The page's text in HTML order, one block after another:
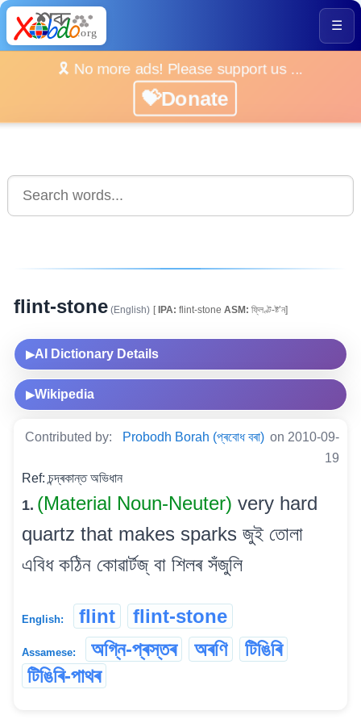
☰
🎗️ No more ads! Please support us ...
💝Donate
flint-stone (English) [IPA: flint-stone ASM: ফ্লিণ্ট-ষ্ট’ন]
▶AI Dictionary Details
▶Wikipedia
Contributed by: Probodh Borah (প্ৰবোধ বৰা) on 2010-09-
19
Ref: চন্দ্ৰকান্ত অভিধান
1. (Material Noun-Neuter) very hard
quartz that makes sparks জুই তোলা
এবিধ কঠিন কোৱাৰ্টজ্‌ বা শিলৰ সঁজুলি
English: flint flint-stone
Assamese: অগ্নি-প্ৰস্তৰ অৰণি
টিঙিৰি
টিঙিৰি-পাথৰ